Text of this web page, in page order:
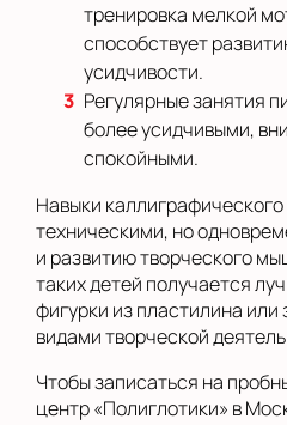
тренировка мелкой
способствует
усидчивости.
Регулярные занятия
более усидчивыми,
спокойными.
Навыки
техническими, но
и развитию творческого
таких детей получается
фигурки из пластилина
видами творческой
Чтобы записаться на
центр «Полиглотики» в